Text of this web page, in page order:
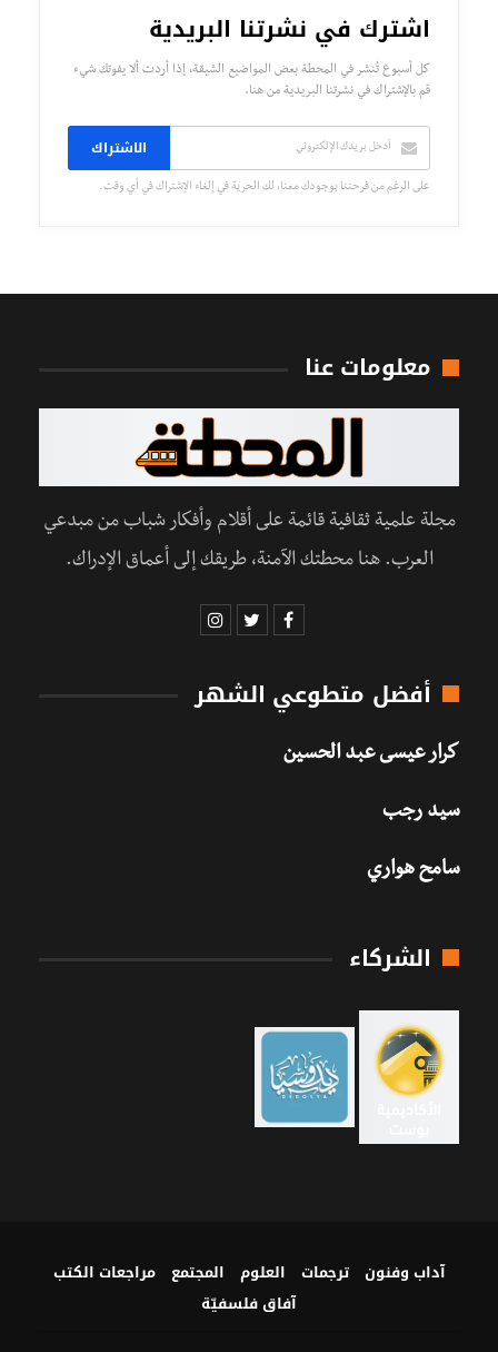
اشترك في نشرتنا البريدية
كل أسبوع تُنشر في المحطة بعض المواضيع الشيقة، إذا أردت ألا يفوتك شيء
قم بالإشتراك في نشرتنا البريدية من هنا.
الاشتراك
على الرغم من فرحتنا بوجودك معنا، لك الحرية في إلغاء الإشتراك في أي وقت.
معلومات عنا
مجلة علمية ثقافية قائمة على أقلام وأفكار شباب من مبدعي
العرب. هنا محطتك الآمنة، طريقك إلى أعماق الإدراك.
أفضل متطوعي الشهر
كرار عيسى عبد الحسين
سيد رجب
سامح هواري
الشركاء
آداب وفنون ترجمات العلوم المجتمع
مراجعات الكتب
آفاق فلسفيّة‎